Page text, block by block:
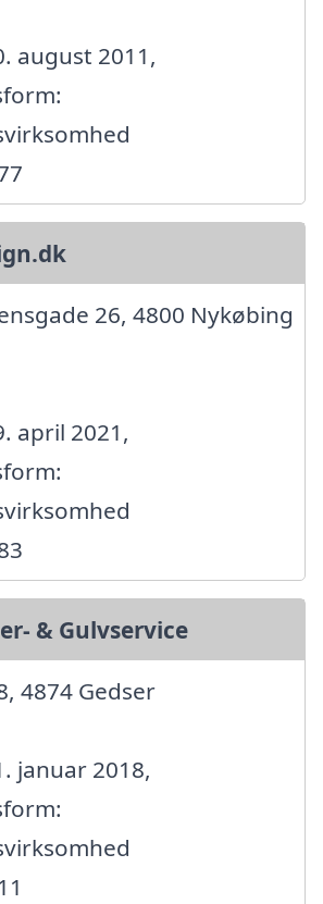
august 2011,
26, 4800 Nykøbing
april 2021,
& Gulvservice
4874 Gedser
januar 2018,